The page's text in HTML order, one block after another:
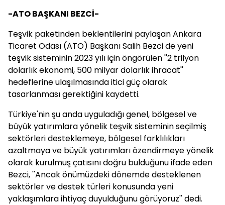
-ATO BAŞKANI BEZCİ-
Teşvik paketinden beklentilerini paylaşan Ankara
Ticaret Odası (ATO) Başkanı Salih Bezci de yeni
teşvik sisteminin 2023 yılı için öngörülen ''2 trilyon
dolarlık ekonomi, 500 milyar dolarlık ihracat''
hedeflerine ulaşılmasında itici güç olarak
tasarlanması gerektiğini kaydetti.
Türkiye'nin şu anda uyguladığı genel, bölgesel ve
büyük yatırımlara yönelik teşvik sisteminin seçilmiş
sektörleri desteklemeye, bölgesel farklılıkları
azaltmaya ve büyük yatırımları özendirmeye yönelik
olarak kurulmuş çatısını doğru bulduğunu ifade eden
Bezci, ''Ancak önümüzdeki dönemde desteklenen
sektörler ve destek türleri konusunda yeni
yaklaşımlara ihtiyaç duyulduğunu görüyoruz'' dedi.